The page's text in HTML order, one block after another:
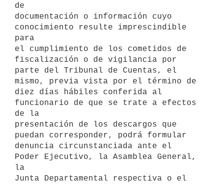
de
documentación o información cuyo
conocimiento resulte imprescindible
para
el cumplimiento de los cometidos de
fiscalización o de vigilancia por
parte del Tribunal de Cuentas, el
mismo, previa vista por el término de
diez días hábiles conferida al
funcionario de que se trate a efectos
de la
presentación de los descargos que
puedan corresponder, podrá formular
denuncia circunstanciada ante el
Poder Ejecutivo, la Asamblea General,
la
Junta Departamental respectiva o el